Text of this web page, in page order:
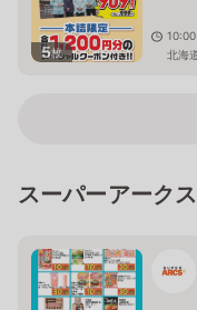
5枚
北海
スーパーアーク